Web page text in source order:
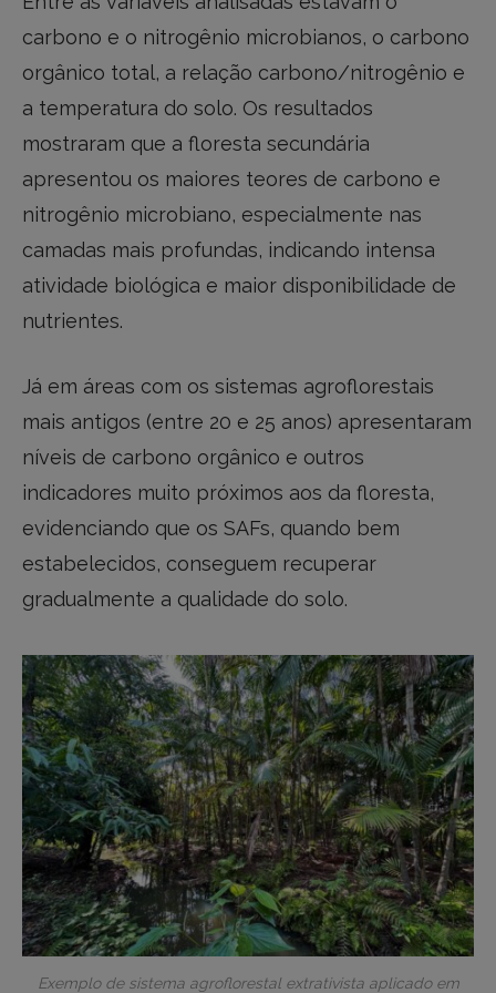
carbono e o nitrogênio microbianos, o carbono
orgânico total, a relação carbono/nitrogênio e
a temperatura do solo. Os resultados
mostraram que a floresta secundária
apresentou os maiores teores de carbono e
nitrogênio microbiano, especialmente nas
camadas mais profundas, indicando intensa
atividade biológica e maior disponibilidade de
nutrientes.
Já em áreas com os sistemas agroflorestais
mais antigos (entre 20 e 25 anos) apresentaram
níveis de carbono orgânico e outros
indicadores muito próximos aos da floresta,
evidenciando que os SAFs, quando bem
estabelecidos, conseguem recuperar
gradualmente a qualidade do solo.
Exemplo de sistema agroflorestal extrativista aplicado em